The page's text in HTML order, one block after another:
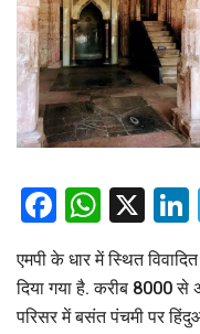
X
एमपी के धार में स्थित
दिया गया है. करीब 8000 से
परिसर में बसंत पंचमी पर